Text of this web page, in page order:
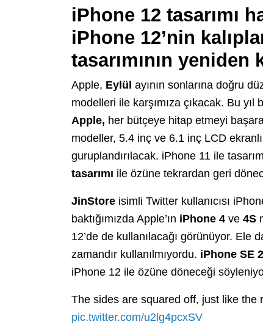
iPhone 12 tasarımı
iPhone 12’nin
tasarımının yeniden
Apple, Eylül ayının sonlarına doğru
modelleri ile karşımıza çıkacak. Bu
Apple, her bütçeye hitap etmeyi
modeller, 5.4 inç ve 6.1 inç LCD
guruplandırılacak. iPhone 11 ile
tasarımı ile özüne tekrardan geri
JinStore isimli Twitter kullanıcısı
baktığımızda Apple’ın iPhone 4 ve 4S
12’de de kullanılacağı görünüyor. Ele
zamandır kullanılmıyordu. iPhone SE
iPhone 12 ile özüne döneceği
The sides are squared off, just like the
pic.twitter.com/u2lg4pcxSV